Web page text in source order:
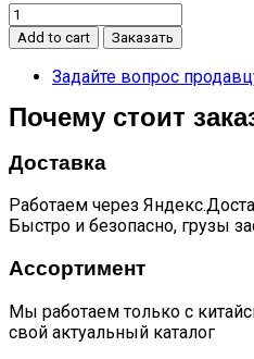
Гайка
колесная
передняя
левая
quantity
Add to cart Заказать
Задайте вопрос
Почему стоит
Доставка
Работаем через
Быстро и безопасно, грузы
Ассортимент
Мы работаем только с
свой актуальный каталог